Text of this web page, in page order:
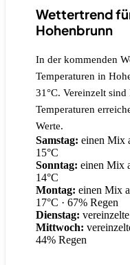
Wettertrend
Hohenbrunn
In der kommenden
Temperaturen in
31°C. Vereinzelt
Temperaturen
Werte.
Samstag: einen Mix
15°C
Sonntag: einen Mix
14°C
Montag: einen Mix
17°C · 67% Regen
Dienstag:
Mittwoch:
44% Regen